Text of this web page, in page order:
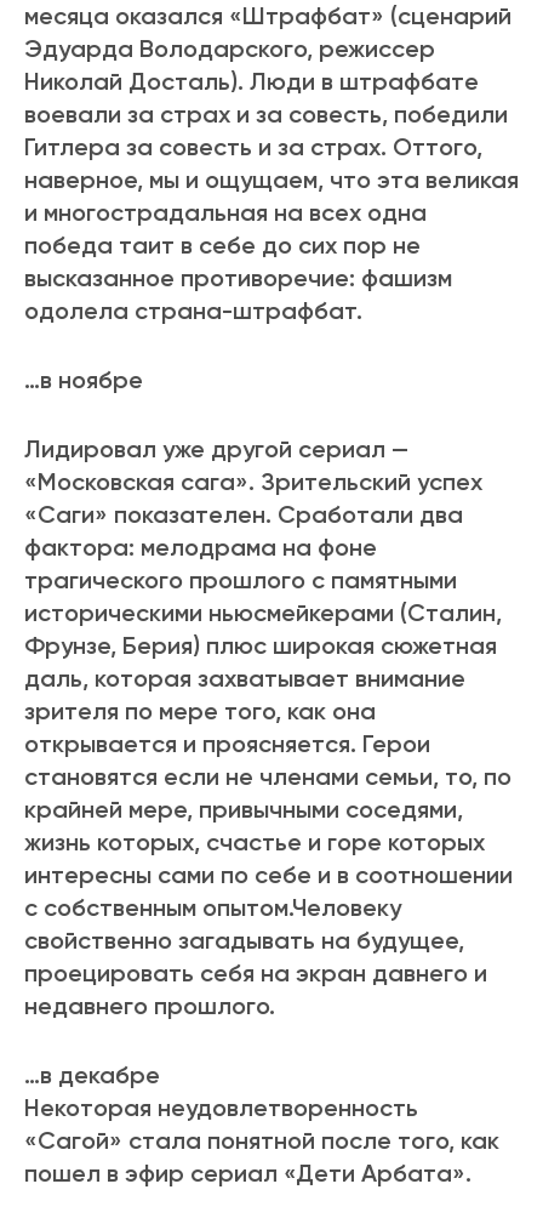
месяца оказался «Штрафбат» (сценарий
Эдуарда Володарского, режиссер
Николай Досталь). Люди в штрафбате
воевали за страх и за совесть, победили
Гитлера за совесть и за страх. Оттого,
наверное, мы и ощущаем, что эта великая
и многострадальная на всех одна
победа таит в себе до сих пор не
высказанное противоречие: фашизм
одолела страна-штрафбат.
…в ноябре
Лидировал уже другой сериал —
«Московская сага». Зрительский успех
«Саги» показателен. Сработали два
фактора: мелодрама на фоне
трагического прошлого с памятными
историческими ньюсмейкерами (Сталин,
Фрунзе, Берия) плюс широкая сюжетная
даль, которая захватывает внимание
зрителя по мере того, как она
открывается и проясняется. Герои
становятся если не членами семьи, то, по
крайней мере, привычными соседями,
жизнь которых, счастье и горе которых
интересны сами по себе и в соотношении
с собственным опытом.Человеку
свойственно загадывать на будущее,
проецировать себя на экран давнего и
недавнего прошлого.
…в декабре
Некоторая неудовлетворенность
«Сагой» стала понятной после того, как
пошел в эфир сериал «Дети Арбата».